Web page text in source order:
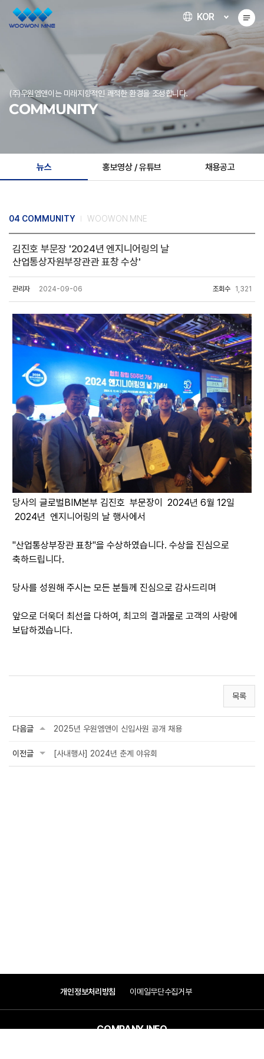
KOR
(주)우원엠앤이는 미래지향적인 쾌적한 환경을 조성합니다.
COMMUNITY
뉴스 홍보영상 / 유튜브 채용공고
04 COMMUNITY WOOWON MNE
김진호 부문장 '2024년 엔지니어링의 날
산업통상자원부장관관 표창 수상'
관리자 2024-09-06 조회수 1,321
당사의 글로벌BIM본부 김진호 부문장이 2024년 6월 12일
2024년 엔지니어링의 날 행사에서
"산업통상부장관 표창"을 수상하였습니다. 수상을 진심으로
축하드립니다.
당사를 성원해 주시는 모든 분들께 진심으로 감사드리며
앞으로 더욱더 최선을 다하여, 최고의 결과물로 고객의 사랑에
보답하겠습니다.
목록
다음글 2025년 우원엠앤이 신입사원 공개 채용
이전글 [사내행사] 2024년 춘계 야유회
개인정보처리방침 이메일무단수집거부
COMPANY INFO